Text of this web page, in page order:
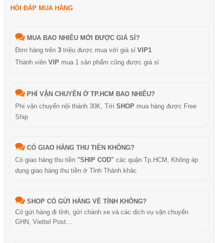
HỎI ĐÁP MUA HÀNG
MUA BAO NHIÊU MỚI ĐƯỢC GIÁ SỈ?
Đơn hàng trên 3 triệu được mua với giá sỉ VIP1
Thành viên VIP mua 1 sản phẩm cũng được giá sỉ
PHÍ VẬN CHUYỂN Ở TP.HCM BAO NHIÊU?
Phí vận chuyển nội thành 30K, Tới SHOP mua hàng được Free
Ship
CÓ GIAO HÀNG THU TIỀN KHÔNG?
Có giao hàng thu tiền "SHIP COD" các quận Tp.HCM, Không áp
dụng giao hàng thu tiền ở Tỉnh Thành khác
SHOP CÓ GỬI HÀNG VỀ TỈNH KHÔNG?
Có gửi hàng đi tỉnh, gửi chành xe và các dịch vụ vận chuyển
GHN, Viettel Post…